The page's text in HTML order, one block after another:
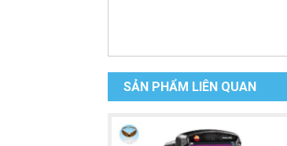
Đo nhiệt độ từ xa:Đo
Độ chính xác cao:Đo
Màn hình LCD rõ ràng:
SẢN PHẨM LIÊN QUAN